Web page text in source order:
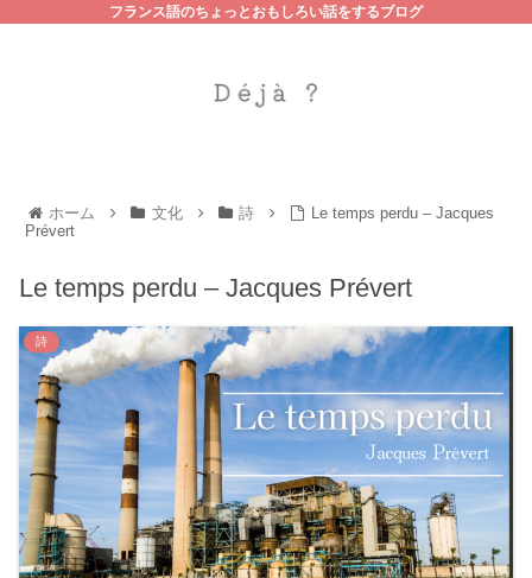
フランス語のちょっとおもしろい話をするブログ
ホーム 文化 詩
Le temps perdu – Jacques
Prévert
Le temps perdu – Jacques Prévert
詩